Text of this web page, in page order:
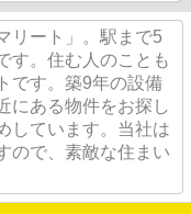
リート」。駅まで5
す。住む人のことも
です。築9年の設備
にある物件をお探し
しています。当社は
ので、素敵な住まい